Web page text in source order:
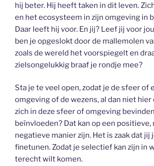
hij beter. Hij heeft taken in dit leven.
en het ecosysteem in zijn omgeving in
Daar leeft hij voor. En jij? Leef jij voor
ben je opgeslokt door de mallemolen
zoals de wereld het voorspiegelt en
zielsongelukkig braaf je rondje mee?
Sta je te veel open, zodat je de sfeer of
omgeving of de wezens, al dan niet hier
zich in deze sfeer of omgeving
beïnvloeden? Dat kan op een positieve,
negatieve manier zijn. Het is zaak dat jij
finetunen. Zodat je selectief kan zijn in
terecht wilt komen.